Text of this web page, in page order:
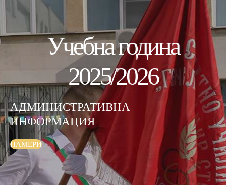
Учебнагодина
2025/2026
АДМИНИСТРАТИВНА
ИНФОРМАЦИЯ
НАМЕРИ